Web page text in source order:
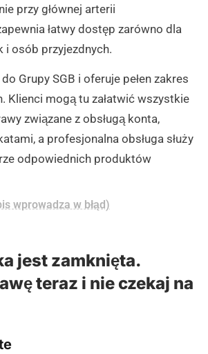
przy głównej arterii
łatwy dostęp zarówno dla
i osób przyjezdnych.
Grupy SGB i oferuje pełen zakres
Klienci mogą tu załatwić wszystkie
związane z obsługą konta,
a profesjonalna obsługa służy
odpowiednich produktów
wprowadza w błąd)
jest zamknięta.
teraz i nie czekaj na